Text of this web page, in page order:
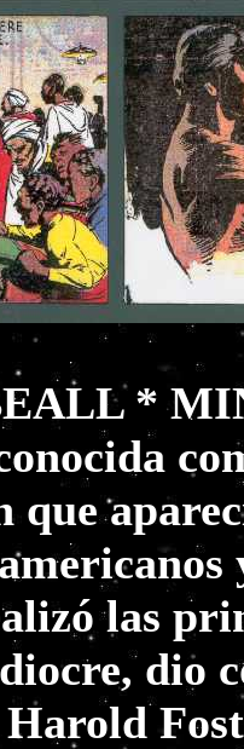
*
que
las
dio